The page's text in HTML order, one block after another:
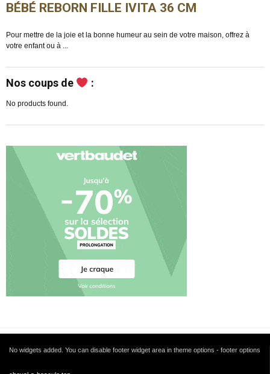
BÉBÉ REBORN FILLE IVITA 36 CM
Pour mettre de la joie et la bonne humeur au sein de votre maison, offrez à
votre enfant ou à ...
Nos coups de :
No products found.
No widgets added. You can disable footer widget area in theme options - footer options